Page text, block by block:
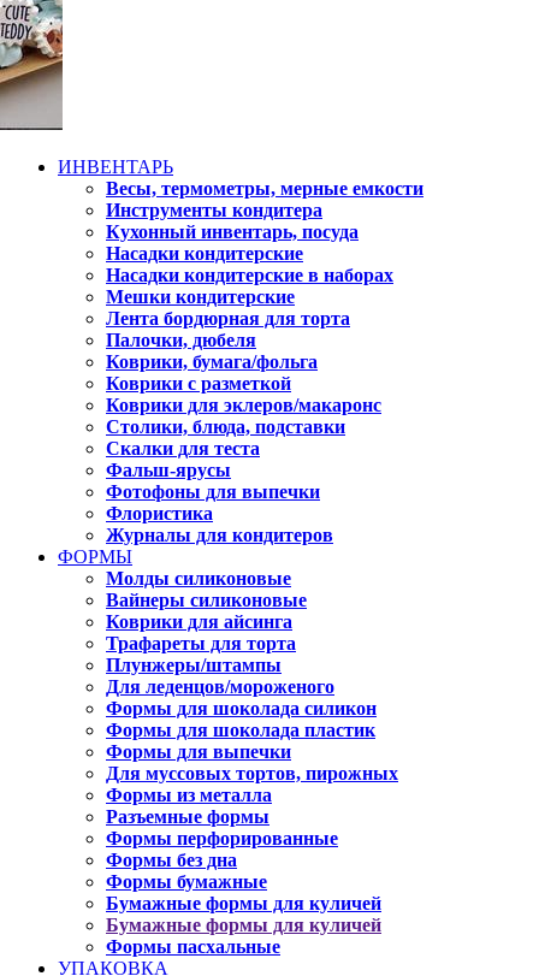
ИНВЕНТАРЬ
Весы, термометры, мерные емкости
Инструменты кондитера
Кухонный инвентарь, посуда
Насадки кондитерские
Насадки кондитерские в наборах
Мешки кондитерские
Лента бордюрная для торта
Палочки, дюбеля
Коврики, бумага/фольга
Коврики с разметкой
Коврики для эклеров/макаронс
Столики, блюда, подставки
Скалки для теста
Фальш-ярусы
Фотофоны для выпечки
Флористика
Журналы для кондитеров
ФОРМЫ
Молды силиконовые
Вайнеры силиконовые
Коврики для айсинга
Трафареты для торта
Плунжеры/штампы
Для леденцов/мороженого
Формы для шоколада силикон
Формы для шоколада пластик
Формы для выпечки
Для муссовых тортов, пирожных
Формы из металла
Разъемные формы
Формы перфорированные
Формы без дна
Формы бумажные
Бумажные формы для куличей
Бумажные формы для куличей
Формы пасхальные
УПАКОВКА